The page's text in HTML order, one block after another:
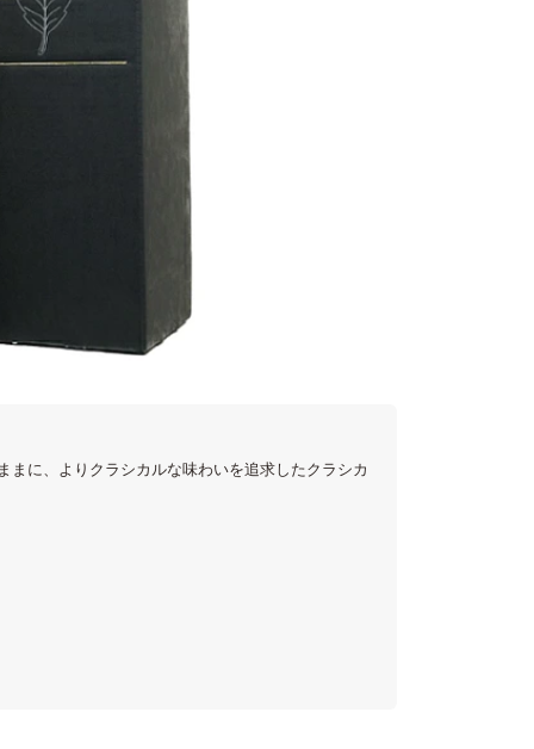
に、よりクラシカルな味わいを追求したクラシカ